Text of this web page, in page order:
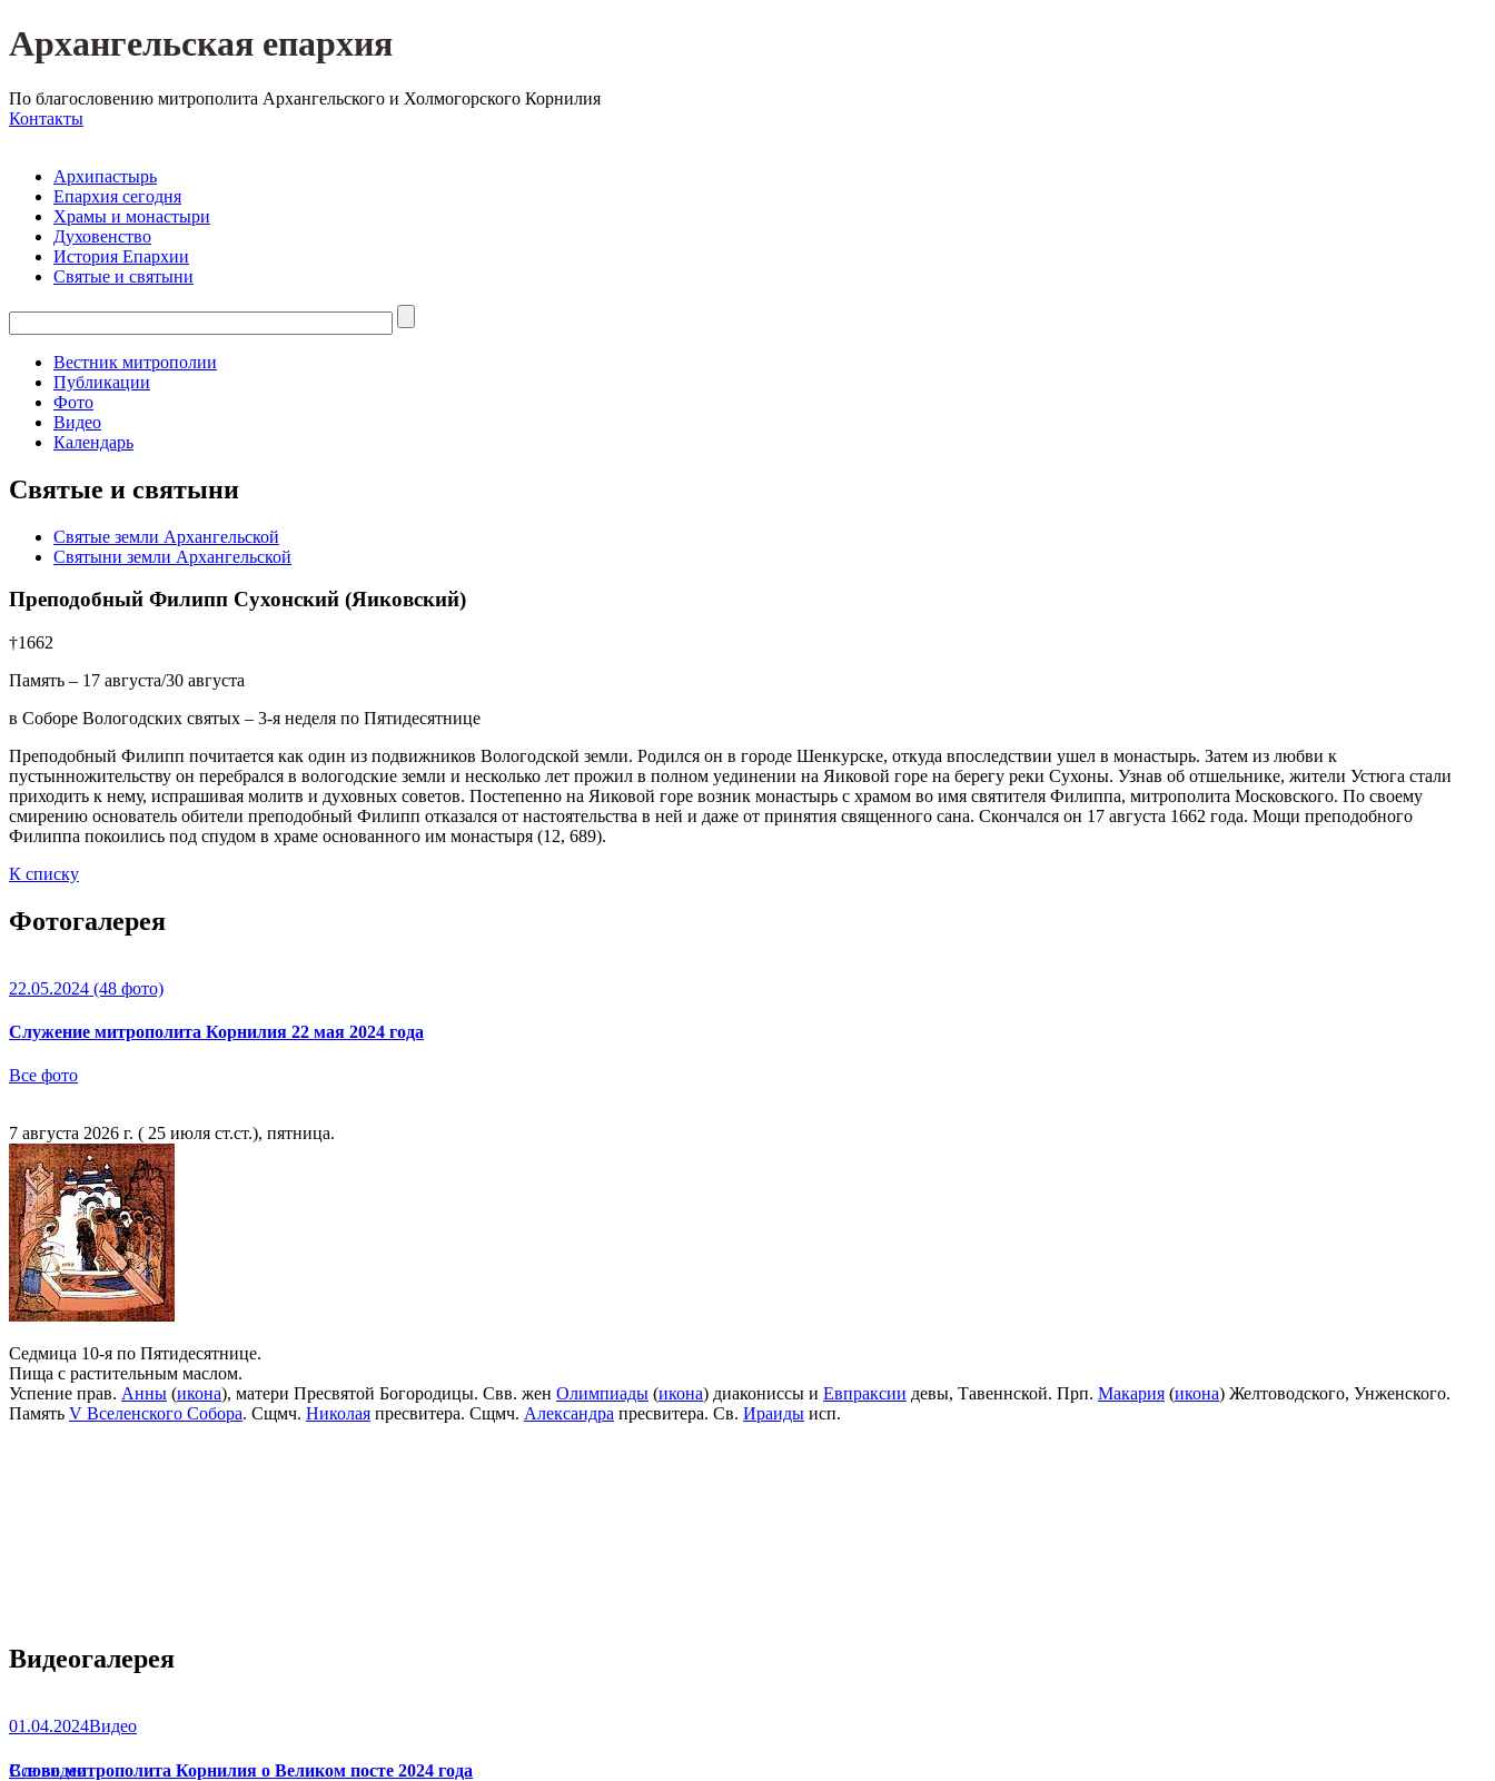
Архангельская епархия
По благословению митрополита Архангельского и Холмогорского Корнилия
Контакты
Архипастырь
Епархия сегодня
Храмы и монастыри
Духовенство
История Епархии
Святые и святыни
Вестник митрополии
Публикации
Фото
Видео
Календарь
Святые и святыни
Святые земли Архангельской
Святыни земли Архангельской
Преподобный Филипп Сухонский (Яиковский)
†1662
Память – 17 августа/30 августа
в Соборе Вологодских святых – 3-я неделя по Пятидесятнице
Преподобный Филипп почитается как один из подвижников Вологодской земли. Родился он в городе Шенкурске, откуда впоследствии ушел в монастырь. Затем из любви к
пустынножительству он перебрался в вологодские земли и несколько лет прожил в полном уединении на Яиковой горе на берегу реки Сухоны. Узнав об отшельнике, жители Устюга стали
приходить к нему, испрашивая молитв и духовных советов. Постепенно на Яиковой горе возник монастырь с храмом во имя святителя Филиппа, митрополита Московского. По своему
смирению основатель обители преподобный Филипп отказался от настоятельства в ней и даже от принятия священного сана. Скончался он 17 августа 1662 года. Мощи преподобного
Филиппа покоились под спудом в храме основанного им монастыря (12, 689).
К списку
Фотогалерея
22.05.2024 (48 фото)
Служение митрополита Корнилия 22 мая 2024 года
Все фото
7 августа 2026 г. ( 25 июля ст.ст.), пятница.
Седмица 10-я по Пятидесятнице.
Пища с растительным маслом.
Успение прав. Анны (икона), матери Пресвятой Богородицы. Свв. жен Олимпиады (икона) диакониссы и Евпраксии девы, Тавеннской. Прп. Макария (икона) Желтоводского, Унженского.
Память V Вселенского Собора. Сщмч. Николая пресвитера. Сщмч. Александра пресвитера. Св. Ираиды исп.
Видеогалерея
01.04.2024Видео
Слово митрополита Корнилия о Великом посте 2024 года
Все видео